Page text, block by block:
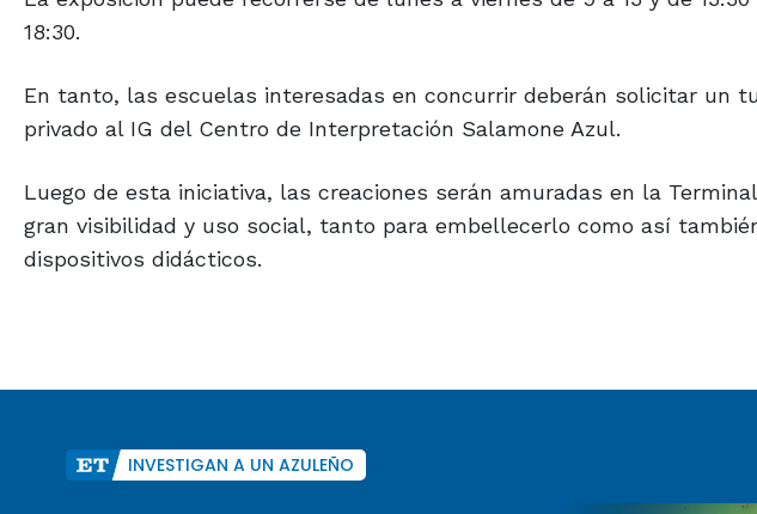
18:30.
En tanto, las escuelas interesadas en concurrir deberán solicitar un
privado al IG del Centro de Interpretación Salamone Azul.
Luego de esta iniciativa, las creaciones serán amuradas en la
gran visibilidad y uso social, tanto para embellecerlo como así
dispositivos didácticos.
INVESTIGAN A UN AZULEÑO